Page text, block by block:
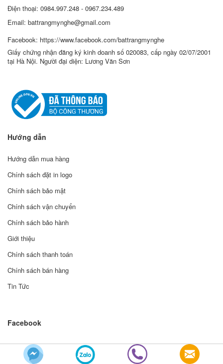
Điện thoại: 0984.997.248 - 0967.234.489
Email: battrangmynghe@gmail.com
Facebook: https://www.facebook.com/battrangmynghe
Giấy chứng nhận đăng ký kinh doanh số 020083, cấp ngày 02/07/2001
tại Hà Nội. Người đại diện: Lương Văn Sơn
Hướng dẫn
Hướng dẫn mua hàng
Chính sách đặt in logo
Chính sách bảo mật
Chính sách vận chuyển
Chính sách bảo hành
Giới thiệu
Chính sách thanh toán
Chính sách bán hàng
Tin Tức
Facebook
© Bản quyền thuộc về Bizmart Theme | Cung cấp bởi Sapo